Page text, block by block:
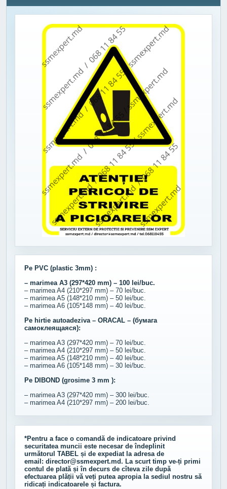
Pe PVC (plastic 3mm) :
– marimea A3 (297*420 mm) – 100 lei/buc.
– marimea A4 (210*297 mm) – 70 lei/buc.
– marimea A5 (148*210 mm) – 50 lei/buc.
– marimea A6 (105*148 mm) – 40 lei/buc.
Pe hirtie autoadeziva – ORACAL – (бумага
самоклеящаяся):
– marimea A3 (297*420 mm) – 70 lei/buc.
– marimea A4 (210*297 mm) – 50 lei/buc.
– marimea A5 (148*210 mm) – 40 lei/buc.
– marimea A6 (105*148 mm) – 30 lei/buc.
Pe DIBOND (grosime 3 mm ):
– marimea A3 (297*420 mm) – 300 lei/buc.
– marimea A4 (210*297 mm) – 200 lei/buc.
*Pentru a face o comandă de indicatoare privind
securitatea muncii este necesar de îndeplinit
următorul TABEL și de expediat la adresa de
email: director@ssmexpert.md. La scurt timp ve-ți primi
contul de plată și în decurs de cîteva zile după
efectuarea plății vă veți putea apropia la sediul nostru să
ridicați indicatoarele și factura.